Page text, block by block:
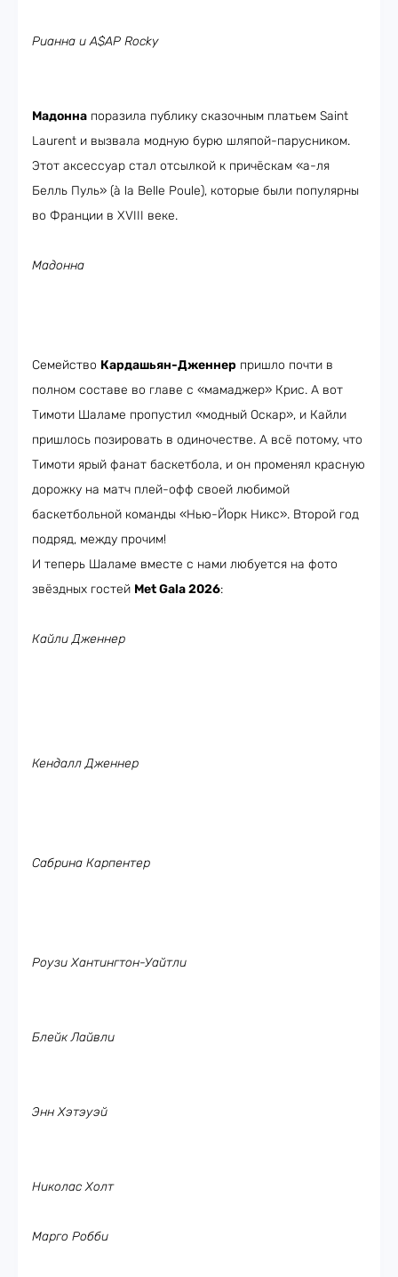
Рианна и A$AP Rocky
Мадонна поразила публику сказочным платьем Saint
Laurent и вызвала модную бурю шляпой-парусником.
Этот аксессуар стал отсылкой к причёскам «а-ля
Белль Пуль» (à la Belle Poule), которые были популярны
во Франции в XVIII веке.
Мадонна
Семейство Кардашьян-Дженнер пришло почти в
полном составе во главе с «мамаджер» Крис. А вот
Тимоти Шаламе пропустил «модный Оскар», и Кайли
пришлось позировать в одиночестве. А всё потому, что
Тимоти ярый фанат баскетбола, и он променял красную
дорожку на матч плей-офф своей любимой
баскетбольной команды «Нью-Йорк Никс». Второй год
подряд, между прочим!
И теперь Шаламе вместе с нами любуется на фото
звёздных гостей Met Gala 2026:
Кайли Дженнер
Кендалл Дженнер
Сабрина Карпентер
Роузи Хантингтон-Уайтли
Блейк Лайвли
Энн Хэтэуэй
Николас Холт
Марго Робби